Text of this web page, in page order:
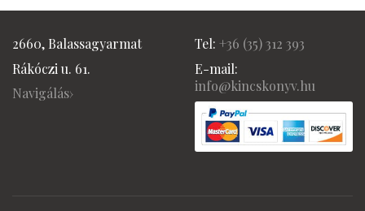
2660, Balassagyarmat
Rákóczi u. 61.
Navigálás›
Tel: +36 (35) 312 393
E-mail:
info@kincskonyv.hu